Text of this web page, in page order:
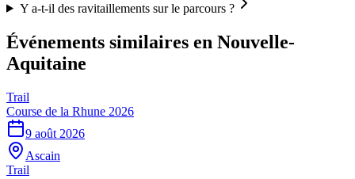
Y a-t-il des ravitaillements sur le parcours ?
Événements similaires en Nouvelle-
Aquitaine
Trail
Course de la Rhune 2026
9 août 2026
Ascain
Trail